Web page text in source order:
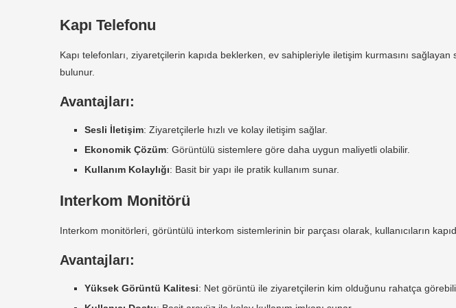
Kapı Telefonu
Kapı telefonları, ziyaretçilerin kapıda beklerken, ev sahipleriyle iletişim kurmasını
bulunur.
Avantajları:
Sesli İletişim: Ziyaretçilerle hızlı ve kolay iletişim sağlar.
Ekonomik Çözüm: Görüntülü sistemlere göre daha uygun maliyetli olabilir.
Kullanım Kolaylığı: Basit bir yapı ile pratik kullanım sunar.
Interkom Monitörü
Interkom monitörleri, görüntülü interkom sistemlerinin bir parçası olarak, kullanıcıların
Avantajları:
Yüksek Görüntü Kalitesi: Net görüntü ile ziyaretçilerin kim olduğunu rahatça